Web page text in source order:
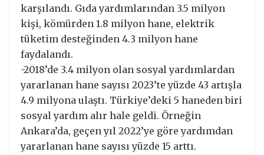
karşılandı. Gıda yardımlarından 3.5 milyon
kişi, kömürden 1.8 milyon hane, elektrik
tüketim desteğinden 4.3 milyon hane
faydalandı.
-2018’de 3.4 milyon olan sosyal yardımlardan
yararlanan hane sayısı 2023’te yüzde 43 artışla
4.9 milyona ulaştı. Türkiye’deki 5 haneden biri
sosyal yardım alır hale geldi. Örneğin
Ankara’da, geçen yıl 2022’ye göre yardımdan
yararlanan hane sayısı yüzde 15 arttı.